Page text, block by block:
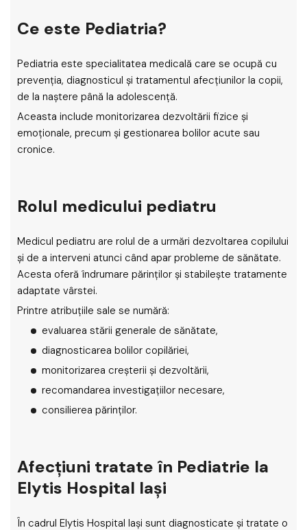
Ce este Pediatria?
Pediatria este specialitatea medicală care se ocupă cu
prevenția, diagnosticul și tratamentul afecțiunilor la copii,
de la naștere până la adolescență.
Aceasta include monitorizarea dezvoltării fizice și
emoționale, precum și gestionarea bolilor acute sau
cronice.
Rolul medicului pediatru
Medicul pediatru are rolul de a urmări dezvoltarea copilului
și de a interveni atunci când apar probleme de sănătate.
Acesta oferă îndrumare părinților și stabilește tratamente
adaptate vârstei.
Printre atribuțiile sale se numără:
evaluarea stării generale de sănătate,
diagnosticarea bolilor copilăriei,
monitorizarea creșterii și dezvoltării,
recomandarea investigațiilor necesare,
consilierea părinților.
Afecțiuni tratate în Pediatrie la
Elytis Hospital Iași
În cadrul Elytis Hospital Iași sunt diagnosticate și tratate o